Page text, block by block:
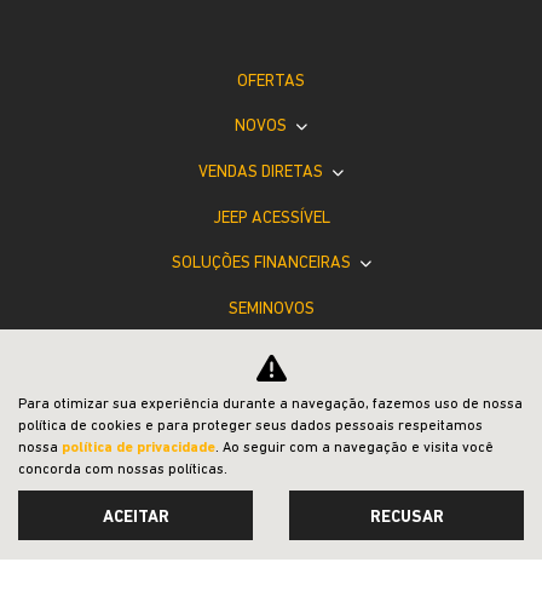
OFERTAS
NOVOS
VENDAS DIRETAS
JEEP ACESSÍVEL
SOLUÇÕES FINANCEIRAS
SEMINOVOS
SHOWROOM VIRTUAL
PÓS-VENDAS
INSTITUCIONAL
Para otimizar sua experiência durante a navegação, fazemos uso de nossa
política de cookies e para proteger seus dados pessoais respeitamos
nossa política de privacidade. Ao seguir com a navegação e visita você
concorda com nossas políticas.
ACEITAR RECUSAR